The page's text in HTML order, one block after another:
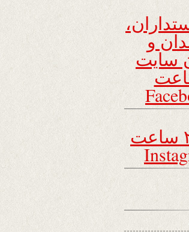
و
سایت
سایت ۲۴ ساعت